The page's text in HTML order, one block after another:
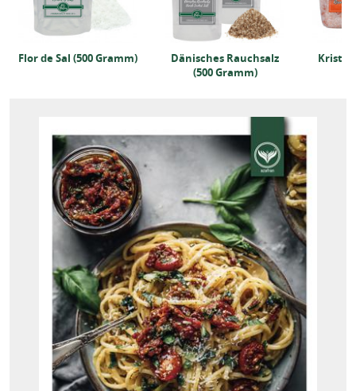
Flor de Sal (500 Gramm)
Dänisches Rauchsalz
(500 Gramm)